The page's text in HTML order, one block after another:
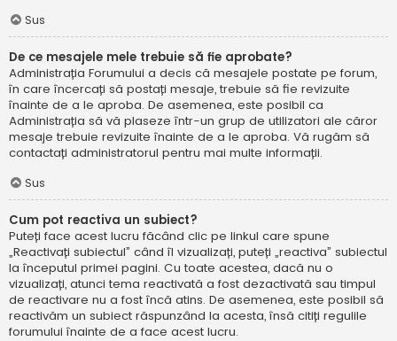
Sus
De ce mesajele mele trebuie să fie aprobate?
Administrația Forumului a decis că mesajele postate pe forum,
în care încercați să postați mesaje, trebuie să fie revizuite
înainte de a le aproba. De asemenea, este posibil ca
Administrația să vă plaseze într-un grup de utilizatori ale căror
mesaje trebuie revizuite înainte de a le aproba. Vă rugăm să
contactați administratorul pentru mai multe informații.
Sus
Cum pot reactiva un subiect?
Puteți face acest lucru făcând clic pe linkul care spune
„Reactivați subiectul” când îl vizualizați, puteți „reactiva” subiectul
la începutul primei pagini. Cu toate acestea, dacă nu o
vizualizați, atunci tema reactivată a fost dezactivată sau timpul
de reactivare nu a fost încă atins. De asemenea, este posibil să
reactivăm un subiect răspunzând la acesta, însă citiți regulile
forumului înainte de a face acest lucru.